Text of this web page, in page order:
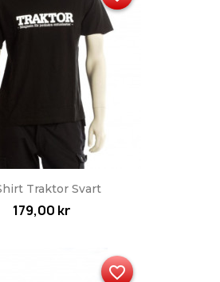
Traktor Svart
179,00 kr
favorite_border